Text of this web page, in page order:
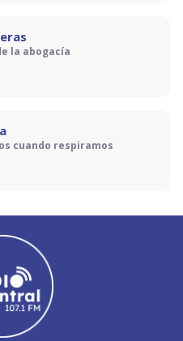
la abogacía
cuando respiramos